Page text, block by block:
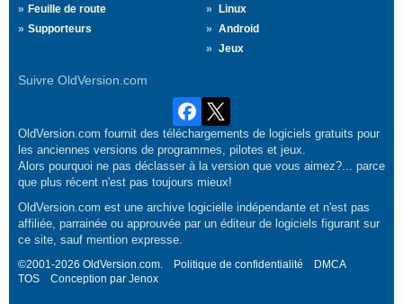
Feuille de route
Supporteurs
Linux
Android
Jeux
Suivre OldVersion.com
OldVersion.com fournit des téléchargements de logiciels gratuits pour
les anciennes versions de programmes, pilotes et jeux.
Alors pourquoi ne pas déclasser à la version que vous aimez?... parce
que plus récent n'est pas toujours mieux!
OldVersion.com est une archive logicielle indépendante et n'est pas
affiliée, parrainée ou approuvée par un éditeur de logiciels figurant sur
ce site, sauf mention expresse.
©2001-2026 OldVersion.com. Politique de confidentialité
DMCA
TOS
Conception par Jenox